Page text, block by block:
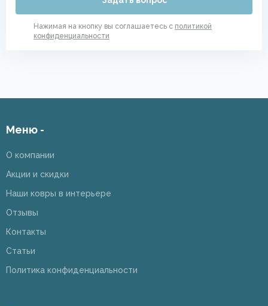
Нажимая на кнопку вы соглашаетесь с политикой
конфиденциальности
Меню -
О компании
Акции и скидки
Наши ковры в интерьере
Отзывы
Контакты
Статьи
Политика конфиденциальности